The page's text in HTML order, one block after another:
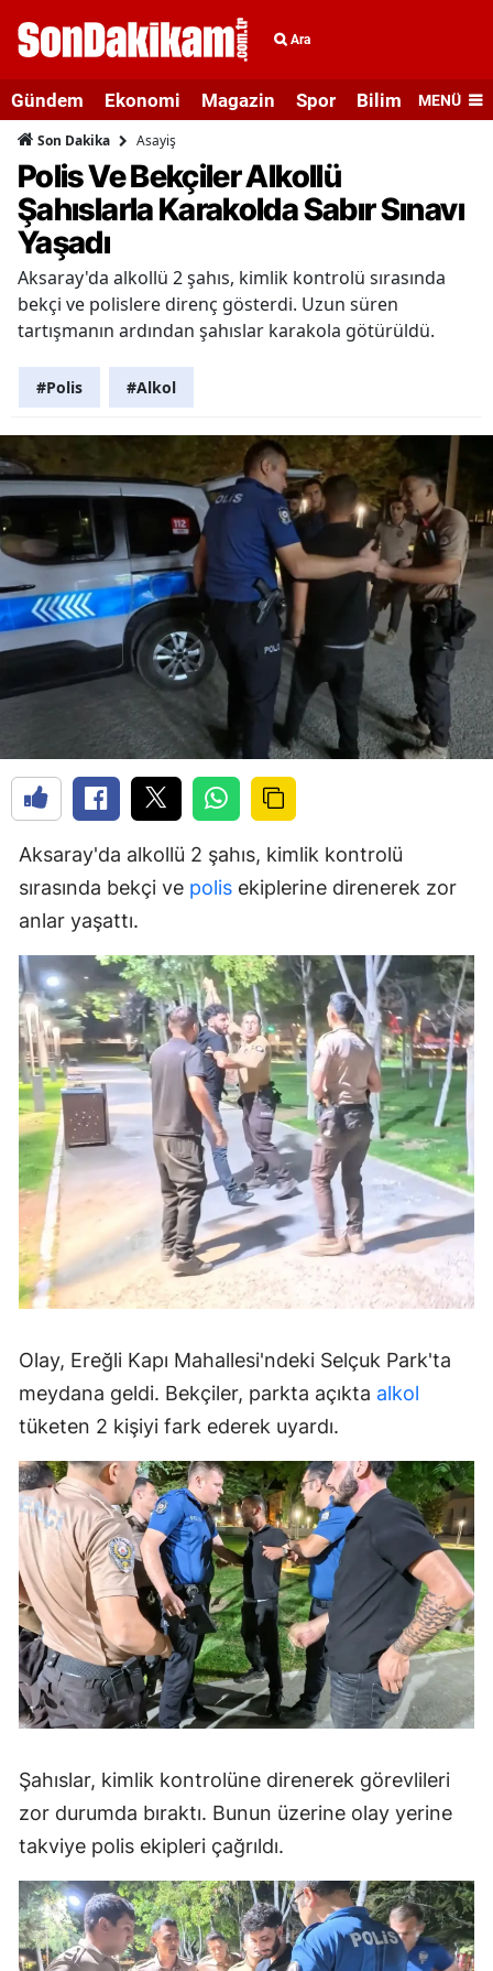
Ara
Gündem Ekonomi Magazin Spor Bilim veMENÜ
Son Dakika Asayiş
Polis Ve Bekçiler Alkollü
Şahıslarla Karakolda Sabır Sınavı
Yaşadı
Aksaray'da alkollü 2 şahıs, kimlik kontrolü sırasında
bekçi ve polislere direnç gösterdi. Uzun süren
tartışmanın ardından şahıslar karakola götürüldü.
#Polis #Alkol
Aksaray'da alkollü 2 şahıs, kimlik kontrolü
sırasında bekçi ve polis ekiplerine direnerek zor
anlar yaşattı.
Olay, Ereğli Kapı Mahallesi'ndeki Selçuk Park'ta
meydana geldi. Bekçiler, parkta açıkta alkol
tüketen 2 kişiyi fark ederek uyardı.
Şahıslar, kimlik kontrolüne direnerek görevlileri
zor durumda bıraktı. Bunun üzerine olay yerine
takviye polis ekipleri çağrıldı.